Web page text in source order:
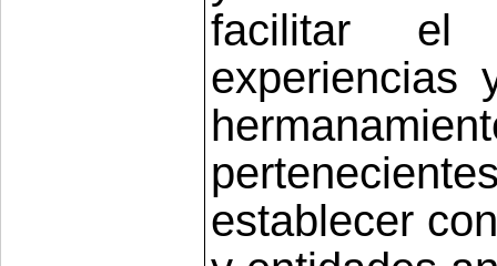
facilitar el
experiencias
establecer